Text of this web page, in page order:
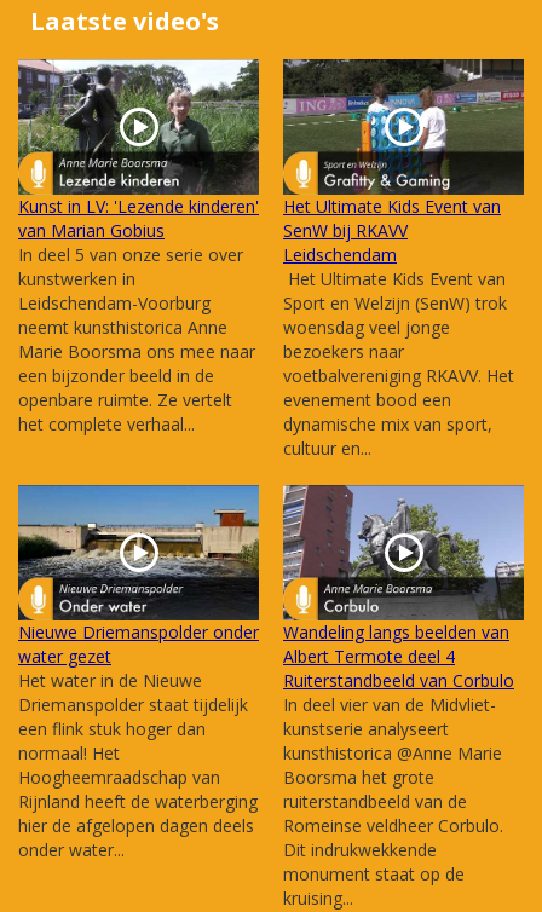
Laatste video's
Kunst in LV: 'Lezende kinderen'
van Marian Gobius
In deel 5 van onze serie over
kunstwerken in
Leidschendam-Voorburg
neemt kunsthistorica Anne
Marie Boorsma ons mee naar
een bijzonder beeld in de
openbare ruimte. Ze vertelt
het complete verhaal...
Het Ultimate Kids Event van
SenW bij RKAVV
Leidschendam
Het Ultimate Kids Event van
Sport en Welzijn (SenW) trok
woensdag veel jonge
bezoekers naar
voetbalvereniging RKAVV. Het
evenement bood een
dynamische mix van sport,
cultuur en...
Nieuwe Driemanspolder onder
water gezet
Het water in de Nieuwe
Driemanspolder staat tijdelijk
een flink stuk hoger dan
normaal! Het
Hoogheemraadschap van
Rijnland heeft de waterberging
hier de afgelopen dagen deels
onder water...
Wandeling langs beelden van
Albert Termote deel 4
Ruiterstandbeeld van Corbulo
In deel vier van de Midvliet-
kunstserie analyseert
kunsthistorica @Anne Marie
Boorsma het grote
ruiterstandbeeld van de
Romeinse veldheer Corbulo.
Dit indrukwekkende
monument staat op de
kruising...